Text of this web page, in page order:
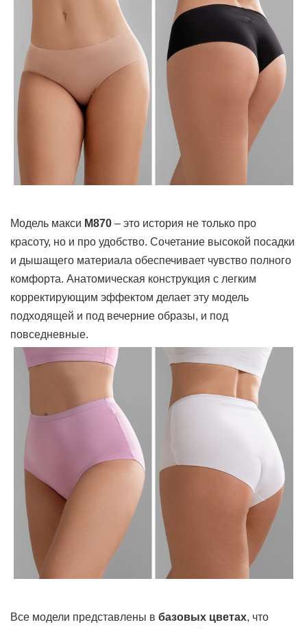
Модель макси М870 – это история не только про
красоту, но и про удобство. Сочетание высокой посадки
и дышащего материала обеспечивает чувство полного
комфорта. Анатомическая конструкция с легким
корректирующим эффектом делает эту модель
подходящей и под вечерние образы, и под
повседневные.
Все модели представлены в базовых цветах, что